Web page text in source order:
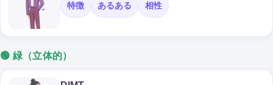
特徴 あるある 相性
🟢 緑（立体的）